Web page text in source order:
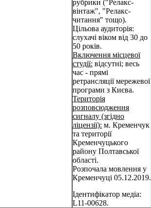
рубрики ("Релакс-
вінтаж", "Релакс-
читання" тощо).
Цільова аудиторія:
слухачі віком від 30 до
50 років.
Включення місцевої
студії: відсутні; весь
час - прямі
ретрансляції мережевої
програми з Києва.
Територія
розповсюдження
сигналу (згідно
ліцензії): м. Кременчук
та території
Кременчуцького
району Полтавської
області.
Розпочала мовлення у
Кременчуці 05.12.2019.
Ідентифікатор медіа:
L11-00628.